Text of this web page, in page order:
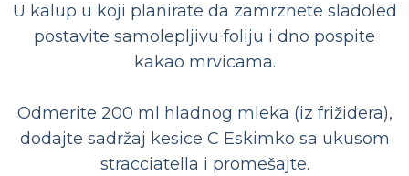
U kalup u koji planirate da zamrznete sladoled
postavite samolepljivu foliju i dno pospite
kakao mrvicama.
Odmerite 200 ml hladnog mleka (iz frižidera),
dodajte sadržaj kesice C Eskimko sa ukusom
stracciatella i promešajte.